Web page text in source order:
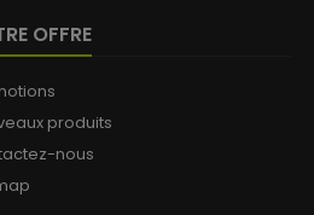
OFFRE
produits
nous